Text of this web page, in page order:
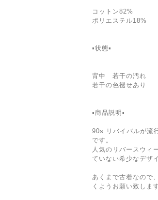
コットン82%
ポリエステル18%
▪️状態▪️
背中 若干の汚れ
若干の色褪せあり
▪️商品説明▪️
90s リバイバルが流
です。
人気のリバースウィ
ていない希少なデザ
あくまで古着なので
くようお願い致します